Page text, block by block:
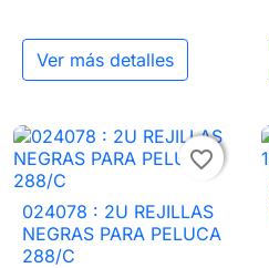
Ver más detalles

favorite_border
024078 : 2U REJILLAS
NEGRAS PARA PELUCA
288/C